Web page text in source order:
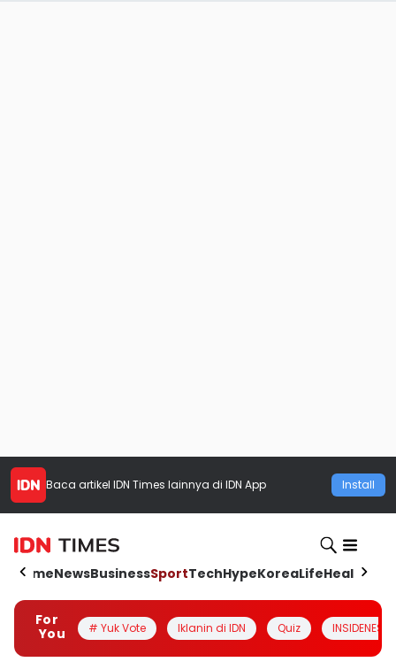
Baca artikel IDN Times lainnya di IDN App Install
HomeNewsBusinessSportTechHypeKoreaLifeHealth
For
You
# Yuk Vote Iklanin di IDN Quiz INSIDENESIA